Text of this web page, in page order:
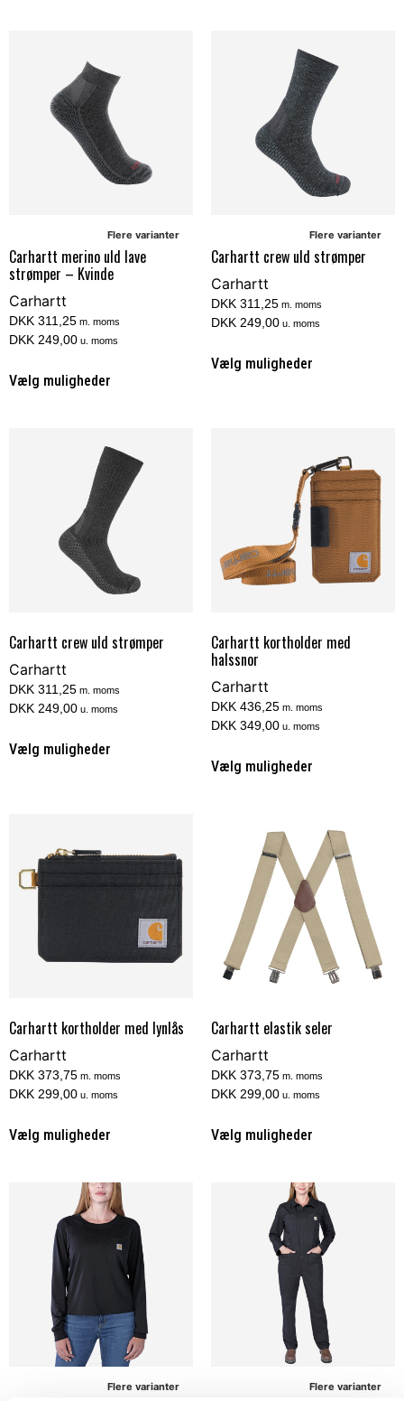
Flere varianter
Carhartt merino uld lave
strømper – Kvinde
Carhartt
DKK 311,25 m. moms
DKK 249,00 u. moms
Vælg muligheder
Flere varianter
Carhartt crew uld strømper
Carhartt
DKK 311,25 m. moms
DKK 249,00 u. moms
Vælg muligheder
Carhartt crew uld strømper
Carhartt
DKK 311,25 m. moms
DKK 249,00 u. moms
Vælg muligheder
Carhartt kortholder med
halssnor
Carhartt
DKK 436,25 m. moms
DKK 349,00 u. moms
Vælg muligheder
Carhartt kortholder med lynlås
Carhartt
DKK 373,75 m. moms
DKK 299,00 u. moms
Vælg muligheder
Carhartt elastik seler
Carhartt
DKK 373,75 m. moms
DKK 299,00 u. moms
Vælg muligheder
Flere varianter Flere varianter